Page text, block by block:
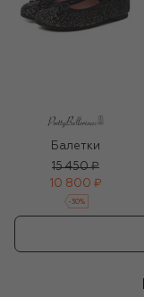
Балетки
15 450 ₽
10 800 ₽
-30%